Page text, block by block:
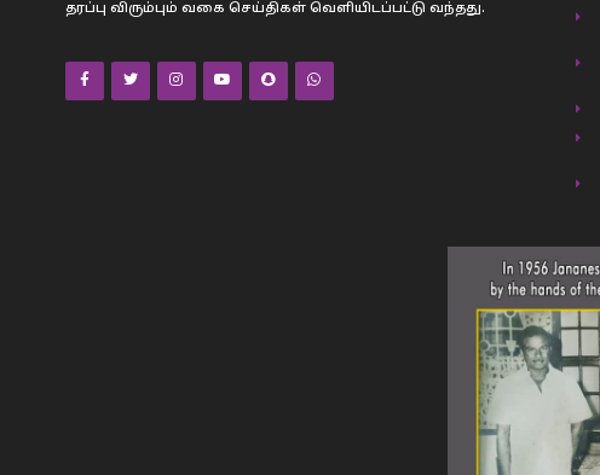
தரப்பு விரும்பும் வகை செய்திகள் வெளியிடப்பட்டு வந்தது.